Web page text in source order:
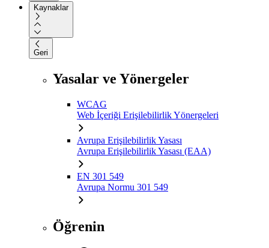
Kaynaklar
Geri
Yasalar ve Yönergeler
WCAG
Web İçeriği Erişilebilirlik Yönergeleri
Avrupa Erişilebilirlik Yasası
Avrupa Erişilebilirlik Yasası (EAA)
EN 301 549
Avrupa Normu 301 549
Öğrenin